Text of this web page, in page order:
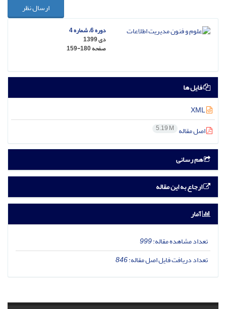
ارسال نظر
دوره 6، شماره 4
دی 1399
صفحه159-180
فایل ها
اصل مقاله 5.19 M
هم رسانی
ارجاع به این مقاله
آمار
تعداد مشاهده مقاله:999
تعداد دریافت فایل اصل مقاله:846